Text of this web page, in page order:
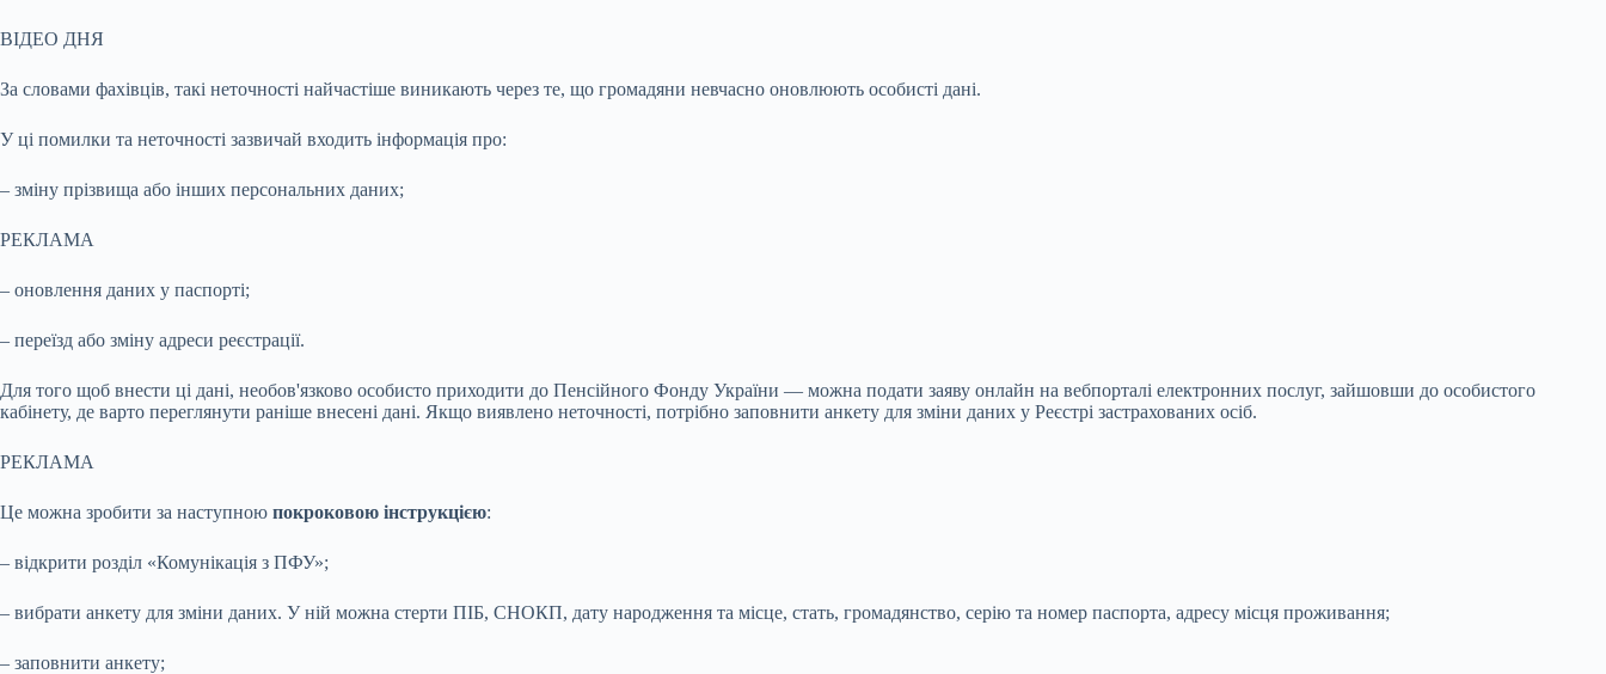
ВІДЕО ДНЯ
За словами фахівців, такі неточності найчастіше виникають через те, що громадяни невчасно оновлюють особисті дані.
У ці помилки та неточності зазвичай входить інформація про:
– зміну прізвища або інших персональних даних;
РЕКЛАМА
– оновлення даних у паспорті;
– переїзд або зміну адреси реєстрації.
Для того щоб внести ці дані, необов'язково особисто приходити до Пенсійного Фонду України — можна подати заяву онлайн на вебпорталі електронних послуг, зайшовши до особистого
кабінету, де варто переглянути раніше внесені дані. Якщо виявлено неточності, потрібно заповнити анкету для зміни даних у Реєстрі застрахованих осіб.
РЕКЛАМА
Це можна зробити за наступною покроковою інструкцією:
– відкрити розділ «Комунікація з ПФУ»;
– вибрати анкету для зміни даних. У ній можна стерти ПІБ, СНОКП, дату народження та місце, стать, громадянство, серію та номер паспорта, адресу місця проживання;
– заповнити анкету;